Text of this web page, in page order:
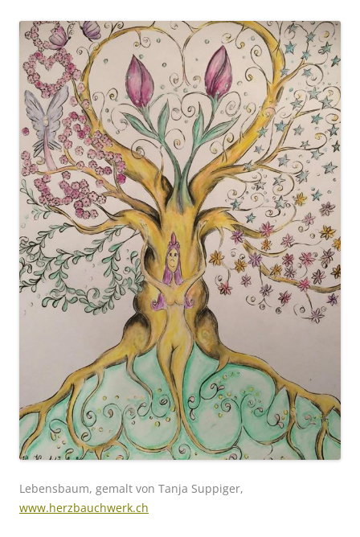
Lebensbaum, gemalt von Tanja Suppiger,
www.herzbauchwerk.ch